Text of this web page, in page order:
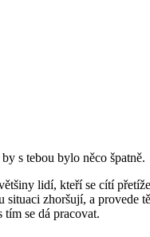
s tebou bylo něco špatně.
lidí, kteří se cítí
zhoršují, a provede
se dá pracovat.